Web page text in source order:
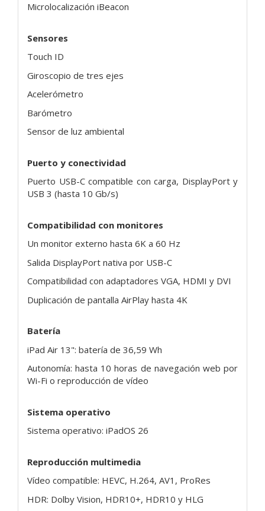
Microlocalización iBeacon
Sensores
Touch ID
Giroscopio de tres ejes
Acelerómetro
Barómetro
Sensor de luz ambiental
Puerto y conectividad
Puerto USB-C compatible con carga, DisplayPort y
USB 3 (hasta 10 Gb/s)
Compatibilidad con monitores
Un monitor externo hasta 6K a 60 Hz
Salida DisplayPort nativa por USB-C
Compatibilidad con adaptadores VGA, HDMI y DVI
Duplicación de pantalla AirPlay hasta 4K
Batería
iPad Air 13": batería de 36,59 Wh
Autonomía: hasta 10 horas de navegación web por
Wi-Fi o reproducción de vídeo
Sistema operativo
Sistema operativo: iPadOS 26
Reproducción multimedia
Vídeo compatible: HEVC, H.264, AV1, ProRes
HDR: Dolby Vision, HDR10+, HDR10 y HLG